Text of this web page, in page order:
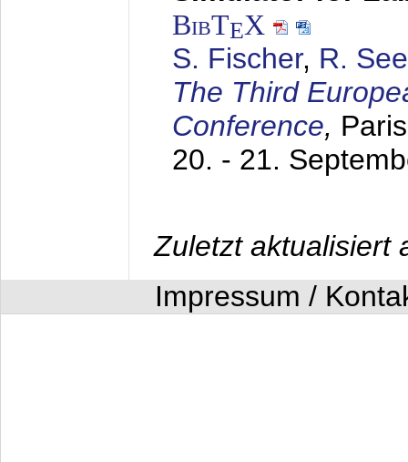
BibTEX
S. Fischer, R.
The Third
Conference,
20. - 21.
Zuletzt aktualisiert
Impressum /